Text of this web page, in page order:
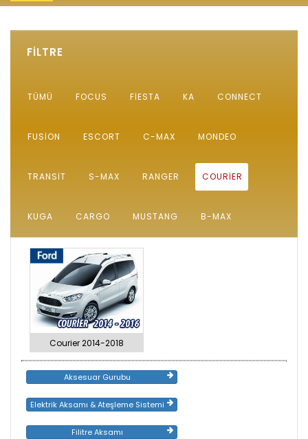
FİLTRE
TÜMÜ FOCUS FIESTA KA CONNECT
FUSION ESCORT C-MAX MONDEO
TRANSIT S-MAX RANGER COURIER
KUGA CARGO MUSTANG B-MAX
Courier 2014-2018
Aksesuar Gurubu
Elektrik Aksamı & Ateşleme Sistemi
Filitre Aksamı